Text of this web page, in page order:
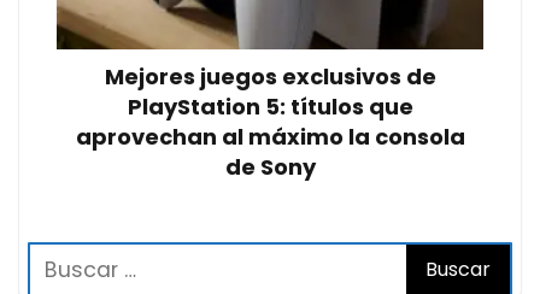
Mejores juegos exclusivos de
PlayStation 5: títulos que
aprovechan al máximo la consola
de Sony